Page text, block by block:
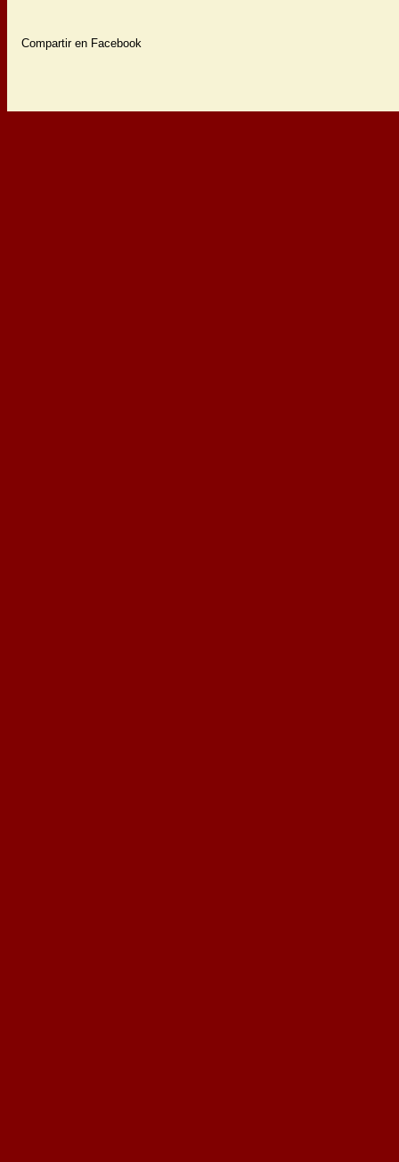
Compartir en Facebook